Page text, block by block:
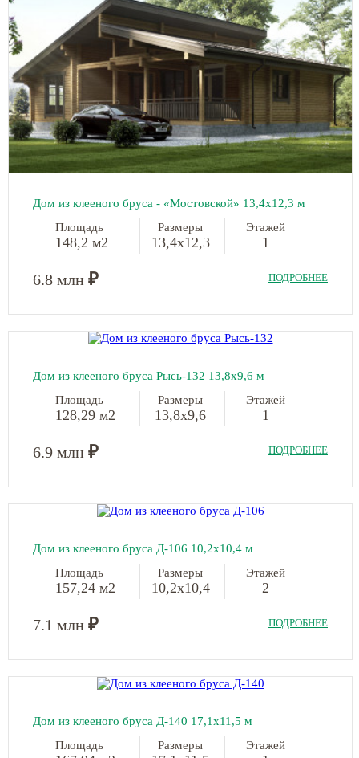
Дом из клееного бруса - «Мостовской» 13,4х12,3 м
Площадь
148,2 м2
Размеры
13,4х12,3
Этажей
1
6.8 млн ₽ ПОДРОБНЕЕ
Дом из клееного бруса Рысь-132 13,8х9,6 м
Площадь
128,29 м2
Размеры
13,8х9,6
Этажей
1
6.9 млн ₽ ПОДРОБНЕЕ
Дом из клееного бруса Д-106 10,2х10,4 м
Площадь
157,24 м2
Размеры
10,2х10,4
Этажей
2
7.1 млн ₽ ПОДРОБНЕЕ
Дом из клееного бруса Д-140 17,1х11,5 м
Площадь
Размеры Этажей